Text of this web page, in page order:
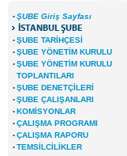
·ŞUBE Giriş Sayfası
İSTANBUL ŞUBE
·ŞUBE TARİHÇESİ
·ŞUBE YÖNETİM KURULU
·ŞUBE YÖNETİM KURULU
TOPLANTILARI
·ŞUBE DENETÇİLERİ
·ŞUBE ÇALIŞANLARI
·KOMİSYONLAR
·ÇALIŞMA PROGRAMI
·ÇALIŞMA RAPORU
·TEMSİLCİLİKLER